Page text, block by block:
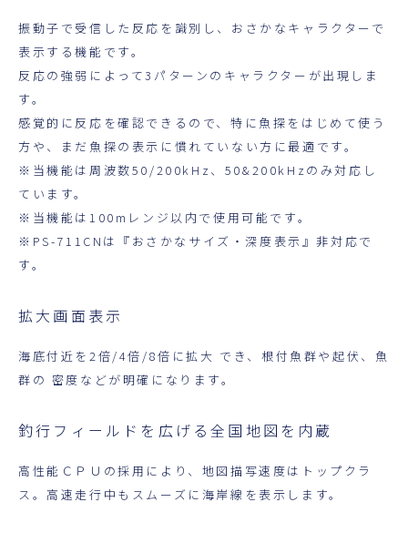
振動子で受信した反応を識別し、おさかなキャラクターで
表示する機能です。
反応の強弱によって3パターンのキャラクターが出現しま
す。
感覚的に反応を確認できるので、特に魚探をはじめて使う
方や、まだ魚探の表示に慣れていない方に最適です。
※当機能は周波数50/200kHz、50&200kHzのみ対応し
ています。
※当機能は100mレンジ以内で使用可能です。
※PS-711CNは『おさかなサイズ・深度表示』非対応で
す。
拡大画面表示
海底付近を2倍/4倍/8倍に拡大 でき、根付魚群や起伏、魚
群の 密度などが明確になります。
釣行フィールドを広げる全国地図を内蔵
高性能ＣＰＵの採用により、地図描写速度はトップクラ
ス。高速走行中もスムーズに海岸線を表示します。